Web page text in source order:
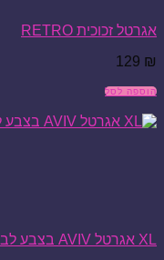
אגרטל זכוכית RETRO
129 ₪
הוספה לסל
XL אגרטל AVIV בצבע לבן